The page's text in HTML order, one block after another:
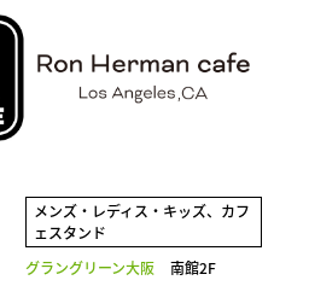
メンズ・レディス・キッズ、カフ
ェスタンド
グラングリーン大阪
南館2F